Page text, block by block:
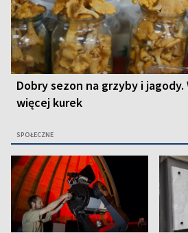
Dobry sezon na grzyby i
więcej kurek
SPOŁECZNE